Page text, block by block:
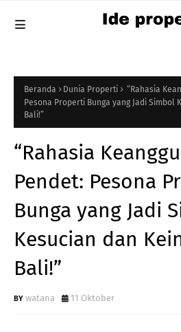
Beranda Dunia Properti
“Rahasia
Pesona Properti Bunga yang Jadi Simbol
Bali!”
“Rahasia
Pendet: Pesona
Bunga yang Jadi
Kesucian dan
Bali!”
watana 11 Oktober